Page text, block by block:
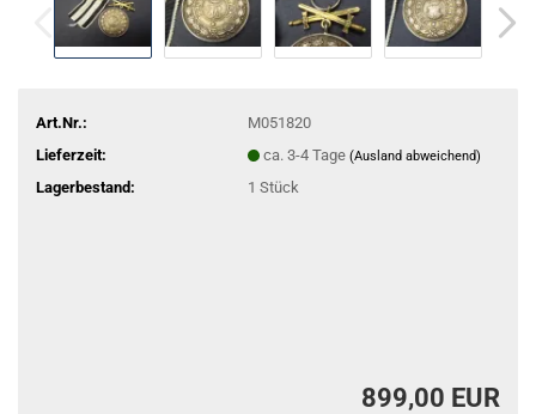
Art.Nr.:
M051820
Lieferzeit:
ca. 3-4 Tage (Ausland abweichend)
Lagerbestand: 1 Stück
899,00 EUR